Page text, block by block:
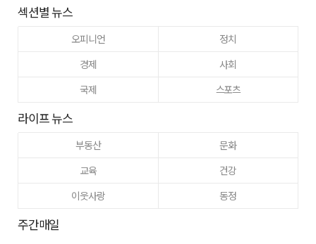
섹션별 뉴스
오피니언
정치
경제
사회
국제
스포츠
라이프 뉴스
부동산
문화
교육
건강
이웃사랑
동정
주간매일